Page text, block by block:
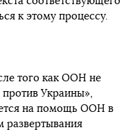
к этому процессу.
того как ООН не
Украины»,
на помощь ООН в
развертывания